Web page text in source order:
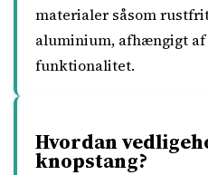
materialer såsom
aluminium, afhængigt af
funktionalitet.
Hvordan
knopstang?